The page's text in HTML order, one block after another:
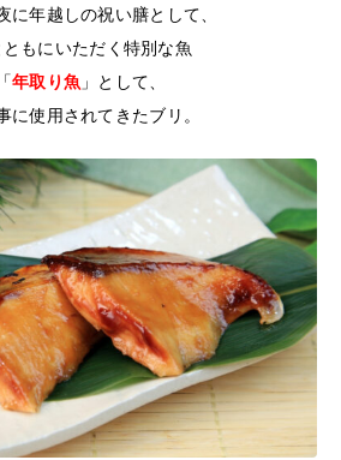
に年越しの祝い膳として、
ともにいただく特別な魚
「年取り魚 」
として、
に使用されてきたブリ。